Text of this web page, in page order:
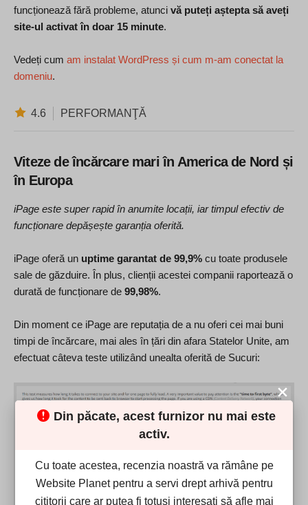
funcționează fără probleme, atunci vă puteți aștepta să aveți
site-ul activat în doar 15 minute.
Vedeți cum am instalat WordPress și cum m-am conectat la
domeniu.
4.6 PERFORMANŢĂ
Viteze de încărcare mari în America de Nord și
în Europa
iPage este super rapid în anumite locații, iar timpul efectiv de
funcționare depășește garanția oferită.
iPage oferă un uptime garantat de 99,9% cu toate produsele
sale de găzduire. În plus, clienții acestei companii raportează o
durată de funcționare de 99,98%.
Din moment ce iPage are reputația de a nu oferi cei mai buni
timpi de încărcare, mai ales în țări din afara Statelor Unite, am
efectuat câteva teste utilizând unealta oferită de Sucuri:
Din păcate, acest furnizor nu mai este
activ.
Cu toate acestea, recenzia noastră va rămâne pe
Website Planet pentru a servi drept arhivă pentru
cititorii care ar putea fi totuși interesați să afle mai